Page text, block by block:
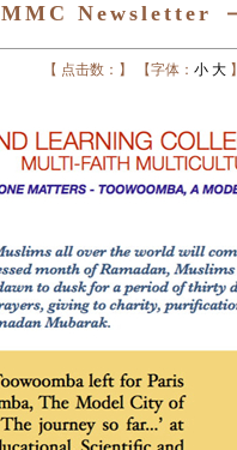
MMC Newsletter
【 点击数：】 【字体： 小 大】